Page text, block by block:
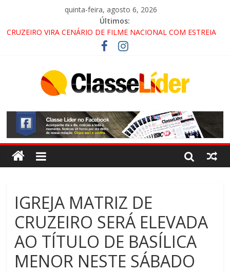
quinta-feira, agosto 6, 2026
Últimos:
CRUZEIRO VIRA CENÁRIO DE FILME NACIONAL COM ESTREIA
PROMOTOR DO GAECO
ACESSO À APARECIDA NA DUTRA SERÁ BLOQUEADO NO FIM
ALTERNATIVAS
LORENA, PINDAMONHANGABA E QUELUZ NA RETA FINAL
PELA FÁBRICA DA COCA-COLA!
IGREJA MATRIZ DE
CRUZEIRO SERÁ ELEVADA
AO TÍTULO DE BASÍLICA
MENOR NESTE SÁBADO